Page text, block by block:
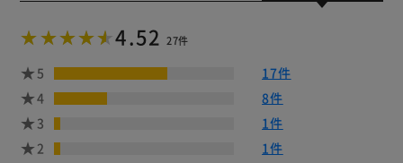
4.52 27件
5
17件
4
8件
3
1件
2
1件